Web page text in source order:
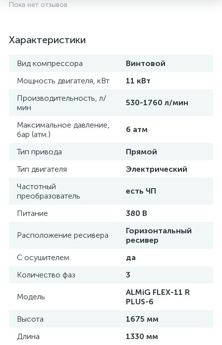
Пока нет отзывов
Характеристики
Вид компрессора
Винтовой
Мощность двигателя, кВт
11 кВт
Производительность, л/
мин
530-1760 л/мин
Максимальное давление,
бар (атм.)
6 атм
Тип привода
Прямой
Тип двигателя
Электрический
Частотный
преобразователь
есть ЧП
Питание 380 В
Расположение ресивера
Горизонтальный
ресивер
С осушителем
да
Количество фаз
3
Модель
ALMiG FLEX-11 R
PLUS-6
Высота
1675 мм
Длина
1330 мм